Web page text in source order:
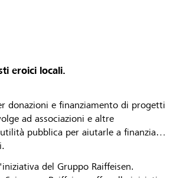
eroici locali.
donazioni e finanziamento di progetti
ad associazioni e altre
pubblica per aiutarle a finanziare
del Gruppo Raiffeisen.